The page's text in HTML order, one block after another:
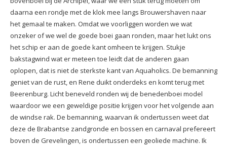
daarna een rondje met de klok mee langs Brouwershaven naar
het gemaal te maken. Omdat we voorliggen worden we wat
onzeker of we wel de goede boei gaan ronden, maar het lukt ons
het schip er aan de goede kant omheen te krijgen. Stukje
bakstagwind wat er meteen toe leidt dat de anderen gaan
oplopen, dat is niet de sterkste kant van Aquaholics. De bemanning
geniet van de rust, en Rene duikt onderdeks en komt terug met
Beerenburg. Licht beneveld ronden wij de benedenboei model
waardoor we een geweldige positie krijgen voor het volgende aan
de windse rak. De bemanning, waarvan ik ondertussen weet dat
deze de Brabantse zandgronde en bossen en carnaval prefereert
boven de Grevelingen, is ondertussen een geoliede machine. Ik